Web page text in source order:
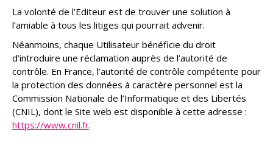
La volonté de l’Editeur est de trouver une solution à
l’amiable à tous les litiges qui pourrait advenir.
Néanmoins, chaque Utilisateur bénéficie du droit
d’introduire une réclamation auprès de l’autorité de
contrôle. En France, l’autorité de contrôle compétente pour
la protection des données à caractère personnel est la
Commission Nationale de l’Informatique et des Libertés
(CNIL), dont le Site web est disponible à cette adresse :
https://www.cnil.fr.